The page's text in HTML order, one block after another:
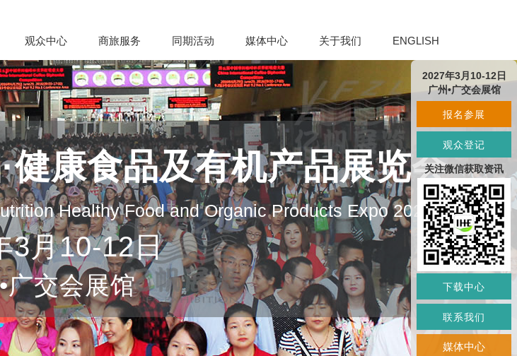
观众中心 商旅服务 同期活动 媒体中心 关于我们 ENGLISH
健康食品及有机产品展览会
Healthy Food and Organic Products Expo 2027
3月10-12日
广交会展馆
2027年3月10-12日
广州•广交会展馆
报名参展
观众登记
关注微信获取资讯
下载中心
联系我们
媒体中心